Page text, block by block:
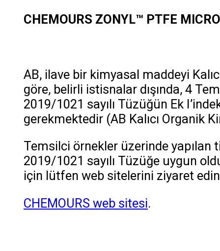
CHEMOURS ZONYL™ PTFE
AB, ilave bir kimyasal maddeyi
göre, belirli istisnalar dışında, 4
2019/1021 sayılı Tüzüğün Ek
gerekmektedir (AB Kalıcı Organik
Temsilci örnekler üzerinde
2019/1021 sayılı Tüzüğe uygun
için lütfen web sitelerini ziyaret
CHEMOURS web sitesi.